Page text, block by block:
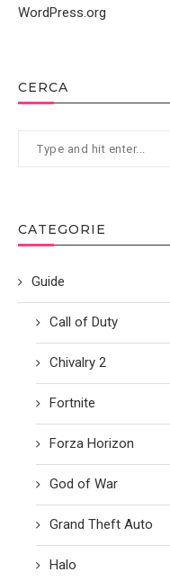
CERCA
CATEGORIE
Guide
Call of Duty
Chivalry 2
Fortnite
Forza Horizon
God of War
Grand Theft Auto
Halo
WordPress.org